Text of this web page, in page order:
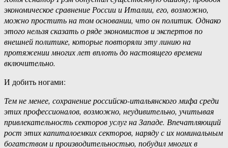
экономическое сравнение России и Италии, его, возможно,
можно простить на том основании, что он политик. Однако
этого нельзя сказать о ряде экономистов и экспертов по
внешней политике, которые повторяли эту линию на
протяжении многих лет вплоть до настоящего времени
включительно.
И добить ногами:
Тем не менее, сохранение российско-итальянского мифа среди
этих профессионалов, возможно, неудивительно, учитывая
привлекательность секторов услуг на Западе. Впечатляющий
рост этих капиталоемких секторов, наряду с их номинальным
богатством и производительностью, побудил многих в